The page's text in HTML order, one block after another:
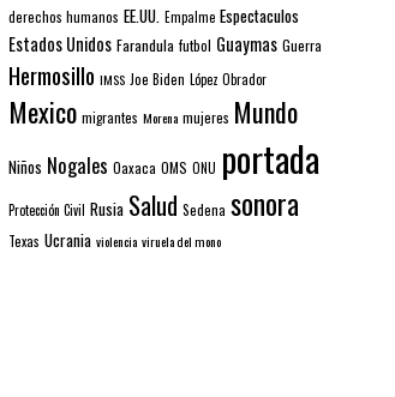
derechos humanos EE.UU. Empalme Espectaculos
Estados Unidos Farandula futbol Guaymas Guerra
Hermosillo IMSS Joe Biden López Obrador
Mexico migrantes Morena mujeres Mundo
Niños Nogales Oaxaca OMS ONU portada
Protección Civil Rusia Salud Sedena sonora
Texas Ucrania violencia viruela del mono